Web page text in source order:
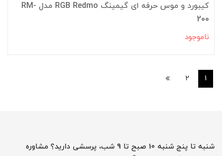
کیبورد و موس حرفه ای گیمینگ RGB Redmo مدل RM-
200
ناموجود
1
2
شنبه تا پنج شنبه 10 صبح تا 9 شب، پرسشی دارید؟ مشاوره